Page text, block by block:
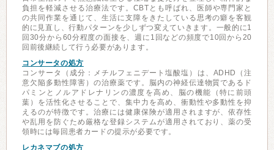
負担を軽減させる治療法です。CBTとも呼ばれ、医師や専門家と
の共同作業を通じて、生活に支障をきたしている思考の癖を客観
的に見直し、行動パターンを少しずつ変えていきます。一般的に1
回30分から60分程度の面接を、週に1回などの頻度で10回から20
回前後継続して行う必要があります。
コンサータの処方
コンサータ（成分：メチルフェニデート塩酸塩）は、ADHD（注
意欠陥多動性障害）の治療薬です。脳内の神経伝達物質であるド
パミンとノルアドレナリンの濃度を高め、脳の機能（特に前頭
葉）を活性化させることで、集中力を高め、衝動性や多動性を抑
えるのが特徴です。治療には健康保険が適用されますが、依存性
や乱用を防ぐため厳格な登録システムが適用されており、薬の受
領時には毎回患者カードの提示が必要です。
レカネマブの処方